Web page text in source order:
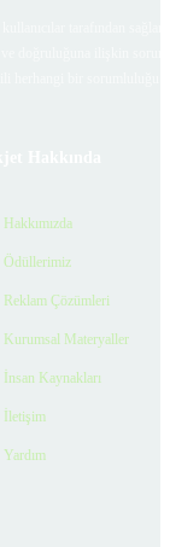
Hakkımızda
Ödüllerimiz
Reklam Çözümleri
Kurumsal Materyaller
İnsan Kaynakları
İletişim
Yardım